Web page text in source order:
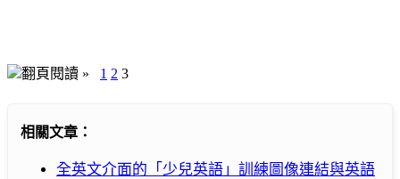
翻頁閱讀 » 1 2 3
相關文章：
全英文介面的「少兒英語」訓練圖像連結與英語